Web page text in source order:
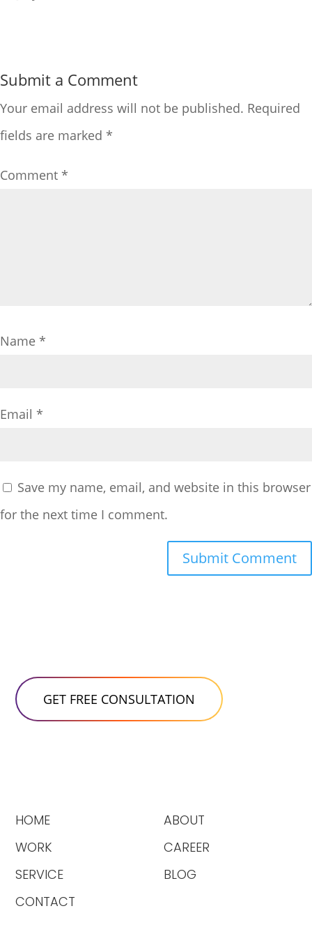
Submit a Comment
Your email address will not be published. Required
fields are marked *
Comment *
Name *
Email *
Save my name, email, and website in this browser
for the next time I comment.
HOME
WORK
SERVICE
CONTACT
ABOUT
CAREER
BLOG